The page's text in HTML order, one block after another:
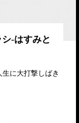
-はすみと
に大打撃しばき